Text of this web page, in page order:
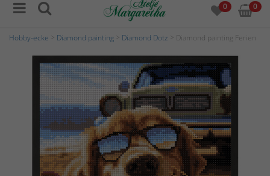
0 0
Hobby-ecke Diamond painting Diamond Dotz > Diamond painting Ferien